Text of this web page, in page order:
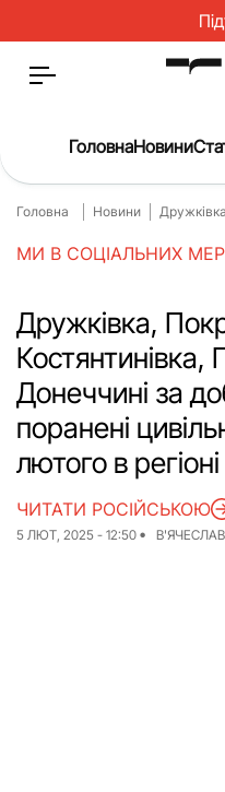
Головна
Про нас
Гроші
Інструкції
ЖКГ
Досьє
ГоловнаНовини
Головна Новини
МИ В СОЦІАЛЬНИХ
Дружківка,
Костянтинівка,
Донеччині за
поранені
лютого в
5 ЛЮТ, 2025 - 12:50
ЧИТАТИ РОСІЙСЬКОЮ